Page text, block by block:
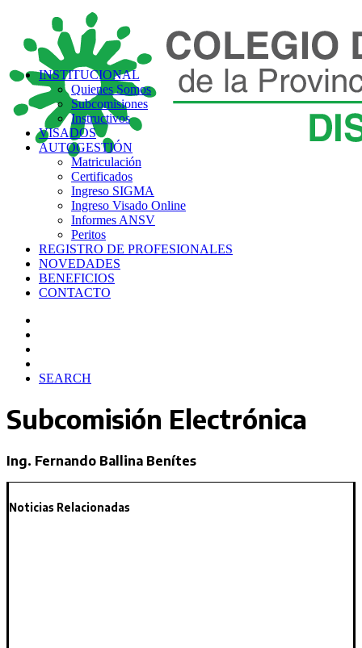
INSTITUCIONAL
Quienes Somos
Subcomisiones
Instructivos
VISADOS
AUTOGESTIÓN
Matriculación
Certificados
Ingreso SIGMA
Ingreso Visado Online
Informes ANSV
Peritos
REGISTRO DE PROFESIONALES
NOVEDADES
BENEFICIOS
CONTACTO
SEARCH
Subcomisión Electrónica
Ing. Fernando Ballina Benítes
Noticias Relacionadas